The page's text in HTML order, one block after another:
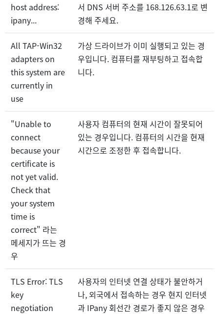
host address:
ipany...
서 DNS 서버 주소를 168.126.63.1로 변
경해 주세요.
All TAP-Win32
adapters on
this system are
currently in
use
가상 드라이브가 이미 실행되고 있는 경
우입니다. 컴퓨터를 재부팅하고 접속합
니다.
"Unable to
connect
because your
certificate is
not yet valid.
Check that
your system
time is
correct" 라는
메세지가 뜨는 경
우
사용자 컴퓨터의 현재 시간이 잘못되어
있는 경우입니다. 컴퓨터의 시간을 현재
시간으로 조정한 후 접속합니다.
TLS Error: TLS
key
negotiation
사용자의 인터넷 연결 상태가 불안하거
나, 외국에서 접속하는 경우 현지 인터넷
과 IPany 회선간 경로가 좋지 않은 경우